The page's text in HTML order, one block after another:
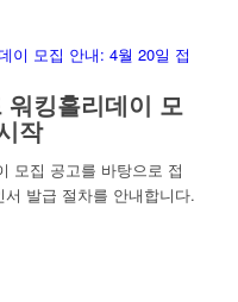
킹홀리데이 모
작
모집 공고를 바탕으로 접
발급 절차를 안내합니다.